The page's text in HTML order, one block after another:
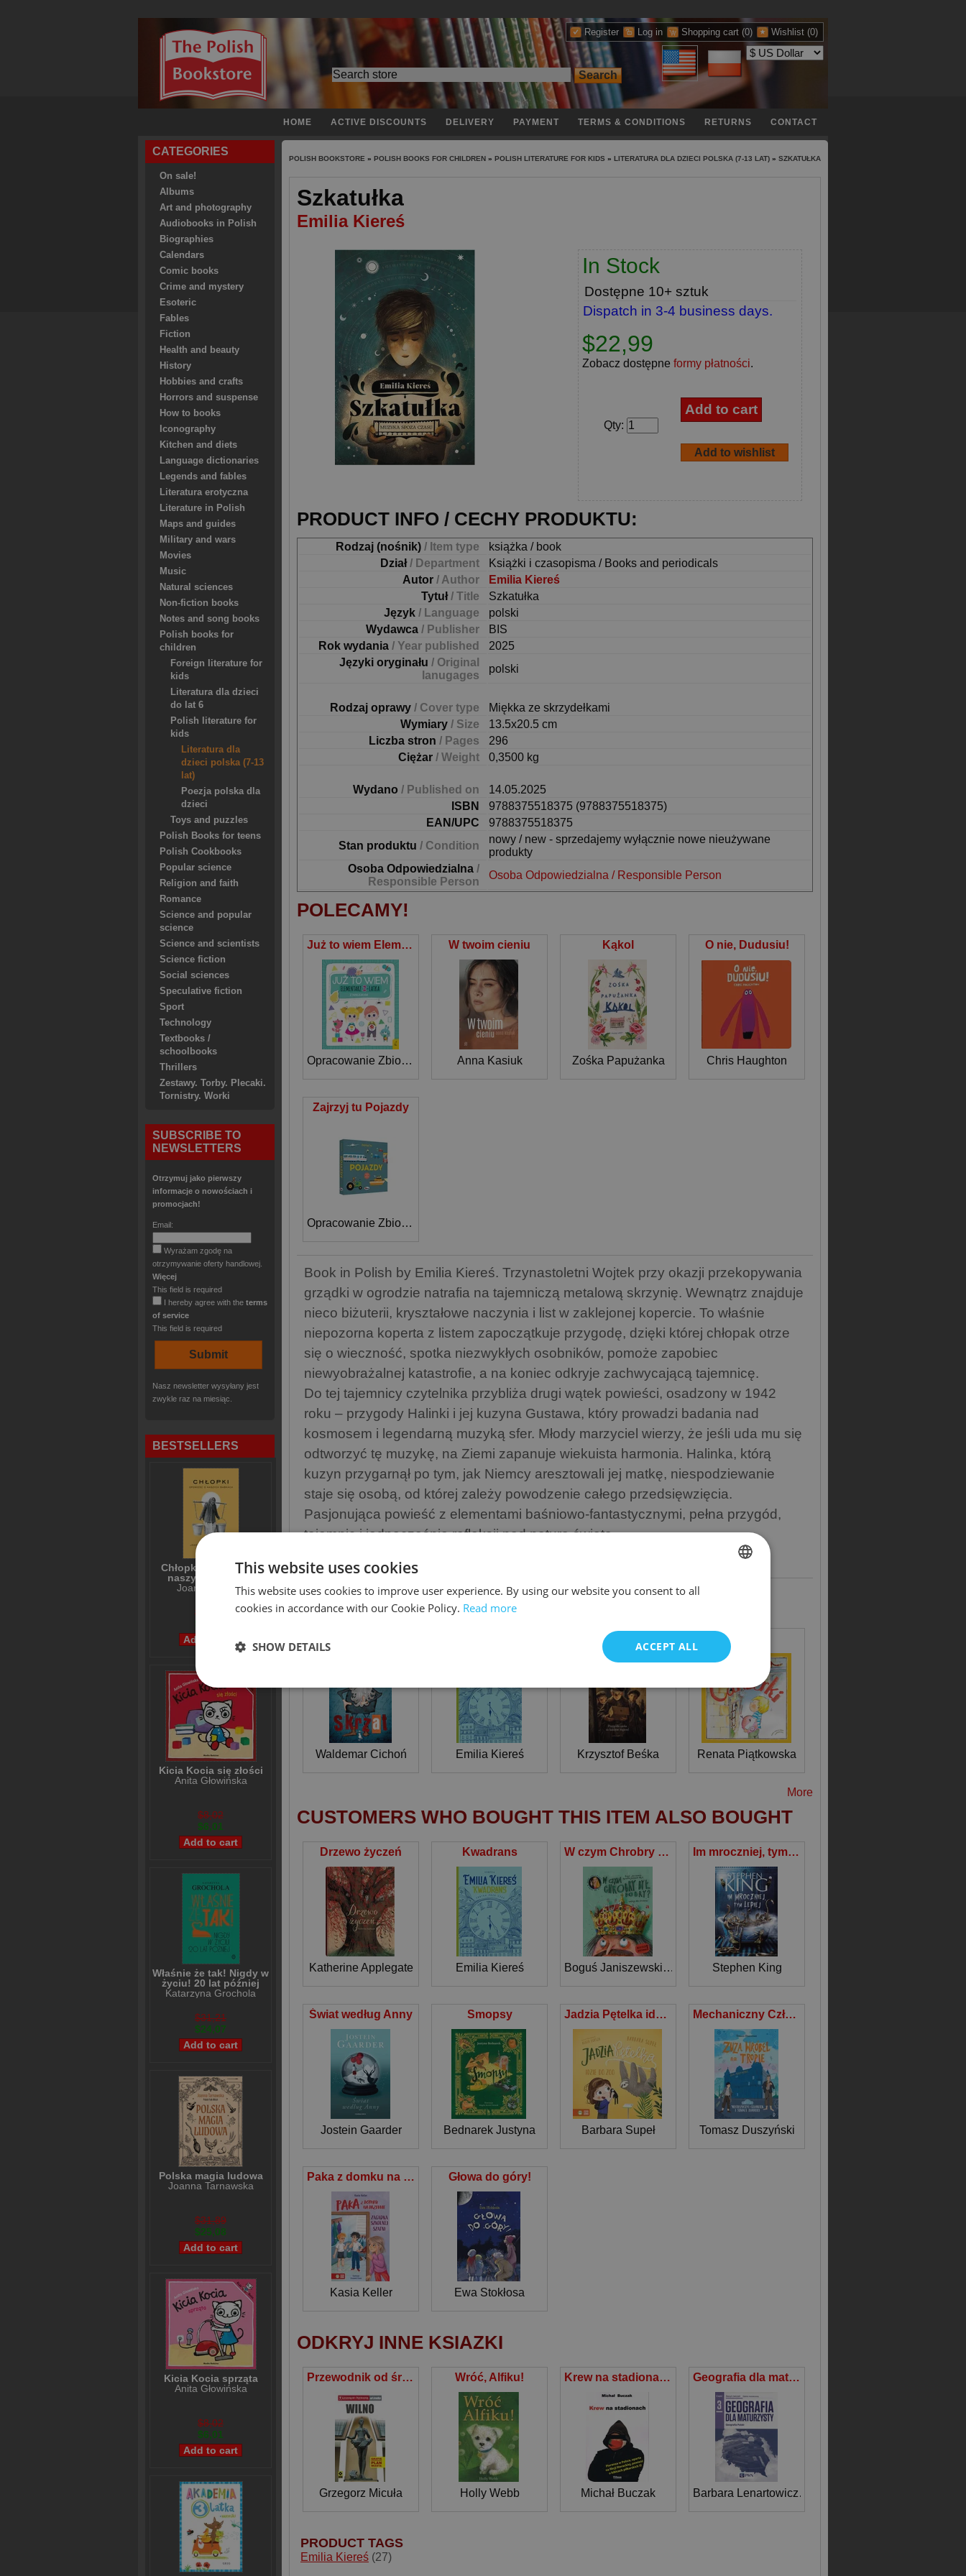
Register Log in Shopping cart (0) Wishlist (0)
HOME ACTIVE DISCOUNTS DELIVERY PAYMENT TERMS & CONDITIONS RETURNS CONTACT
CATEGORIES
On sale!
Albums
Art and photography
Audiobooks in Polish
Biographies
Calendars
Comic books
Crime and mystery
Esoteric
Fables
Fiction
Health and beauty
History
Hobbies and crafts
Horrors and suspense
How to books
Iconography
Kitchen and diets
Language dictionaries
Legends and fables
Literatura erotyczna
Literature in Polish
Maps and guides
Military and wars
Movies
Music
Natural sciences
Non-fiction books
Notes and song books
Polish books for
children
Foreign literature for
kids
Literatura dla dzieci
do lat 6
Polish literature for
kids
Literatura dla
dzieci polska (7-13
lat)
Poezja polska dla
dzieci
Toys and puzzles
Polish Books for teens
Polish Cookbooks
Popular science
Religion and faith
Romance
Science and popular
science
Science and scientists
Science fiction
Social sciences
Speculative fiction
Sport
Technology
Textbooks /
schoolbooks
Thrillers
Zestawy. Torby. Plecaki.
Tornistry. Worki
SUBSCRIBE TO
NEWSLETTERS
Otrzymuj jako pierwszy
informacje o nowościach i
promocjach!
Email:
Wyrażam zgodę na
otrzymywanie oferty handlowej.
Więcej
This field is required
I hereby agree with the terms
of service
This field is required
Nasz newsletter wysyłany jest
zwykle raz na miesiąc.
BESTSELLERS
Chłopki Opowieść o
naszych babkach
Joanna Kuciel-
$36,39
Kicia Kocia się złości
Anita Głowińska
$8,02
$6,01
Właśnie że tak! Nigdy w
życiu! 20 lat później
Katarzyna Grochola
$31,21
$24,07
Polska magia ludowa
Joanna Tarnawska
$31,89
$25,08
Kicia Kocia sprząta
Anita Głowińska
$8,02
$6,01
POLISH BOOKSTORE » POLISH BOOKS FOR CHILDREN » POLISH LITERATURE FOR KIDS » LITERATURA DLA DZIECI POLSKA (7-13 LAT) » SZKATUŁKA
Szkatułka
Emilia Kiereś
In Stock
Dostępne 10+ sztuk
Dispatch in 3-4 business days.
$22,99
Zobacz dostępne formy płatności.
Qty:
PRODUCT INFO / CECHY PRODUKTU:
Rodzaj (nośnik) / Item type
książka / book
Dział/ Department
Książki i czasopisma / Books and periodicals
Autor / Author
Emilia Kiereś
Tytuł/ Title
Szkatułka
Język / Language
polski
Wydawca / Publisher
BIS
Rok wydania / Year published
2025
Języki oryginału / Original
lanugages
polski
Rodzaj oprawy / Cover type
Miękka ze skrzydełkami
Wymiary / Size
13.5x20.5 cm
Liczba stron / Pages
296
Ciężar / Weight 0,3500 kg
Wydano / Published on
14.05.2025
ISBN
9788375518375 (9788375518375)
EAN/UPC
9788375518375
Stan produktu / Condition
nowy / new - sprzedajemy wyłącznie nowe nieużywane
produkty
Osoba Odpowiedzialna /
Responsible Person
Osoba Odpowiedzialna / Responsible Person
POLECAMY!
Już to wiem Elementarz 2-latka z naklejkami
Opracowanie Zbiorowe
W twoim cieniu
Anna Kasiuk
Kąkol
Zośka Papużanka
O nie, Dudusiu!
Chris Haughton
Zajrzyj tu Pojazdy
Opracowanie Zbiorowe
Book in Polish by Emilia Kiereś. Trzynastoletni Wojtek przy okazji przekopywania
grządki w ogrodzie natrafia na tajemniczą metalową skrzynię. Wewnątrz znajduje
nieco biżuterii, kryształowe naczynia i list w zaklejonej kopercie. To właśnie
niepozorna koperta z listem zapoczątkuje przygodę, dzięki której chłopak otrze
się o wieczność, spotka niezwykłych osobników, pomoże zapobiec
niewyobrażalnej katastrofie, a na koniec odkryje zachwycającą tajemnicę.
Do tej tajemnicy czytelnika przybliża drugi wątek powieści, osadzony w 1942
roku – przygody Halinki i jej kuzyna Gustawa, który prowadzi badania nad
kosmosem i legendarną muzyką sfer. Młody marzyciel wierzy, że jeśli uda mu się
odtworzyć tę muzykę, na Ziemi zapanuje wiekuista harmonia. Halinka, którą
kuzyn przygarnął po tym, jak Niemcy aresztowali jej matkę, niespodziewanie
staje się osobą, od której zależy powodzenie całego przedsięwzięcia.
Pasjonująca powieść z elementami baśniowo-fantastycznymi, pełna przygód,
tajemnic i jednocześnie refleksji nad naturą świata.
SIMILAR BOOKS
Waldemar Cichoń Emilia Kiereś Krzysztof Beśka
Cukierki
Renata Piątkowska
More
CUSTOMERS WHO BOUGHT THIS ITEM ALSO BOUGHT
Drzewo życzeń
Katherine Applegate
Kwadrans
Emilia Kiereś
W czym Chrobry był dobry?
Boguś Janiszewski,Agnieszka Jankowiak-Maik
Im mroczniej, tym lepiej
Stephen King
Świat według Anny
Jostein Gaarder
Smopsy
Bednarek Justyna
Jadzia Pętelka idzie do zoo
Barbara Supeł
Mechaniczny Człowiek i szkoła złodziei. Zuza Wróbel na tropie Tom 2
Tomasz Duszyński
Paka z domku na drzewie. Zagadka szkolnej szatni
Kasia Keller
Głowa do góry!
Ewa Stokłosa
ODKRYJ INNE KSIAZKI
Przewodnik od środka Wilno
Grzegorz Micuła
Wróć, Alfiku!
Holly Webb
Krew na stadionach
Michał Buczak
Geografia dla maturzysty Zeszyt ćwiczeń Część 3 Geografia Polski Zakres rozszerzony Szkoły ponadgimnazjalne
Barbara Lenartowicz,
PRODUCT TAGS
Emilia Kiereś (27)
This website uses cookies
This website uses cookies to improve user experience. By using our website you consent to all
cookies in accordance with our Cookie Policy. Read more
ACCEPT ALL
SHOW DETAILS